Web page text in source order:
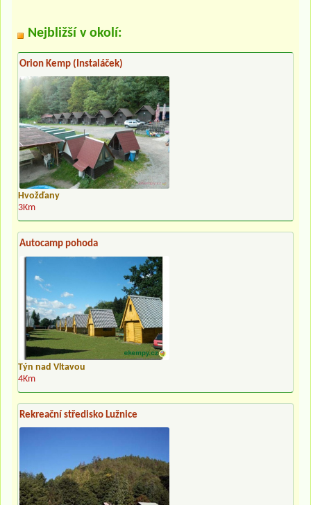
Nejbližší v okolí:
Orion Kemp (Instaláček)
Hvožďany
3Km
Autocamp pohoda
Týn nad Vltavou
4Km
Rekreační středisko Lužnice